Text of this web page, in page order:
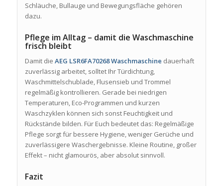
Schläuche, Bullauge und Bewegungsfläche gehören
dazu.
Pflege im Alltag – damit die Waschmaschine
frisch bleibt
Damit die AEG LSR6FA70268 Waschmaschine dauerhaft
zuverlässig arbeitet, solltet Ihr Türdichtung,
Waschmittelschublade, Flusensieb und Trommel
regelmäßig kontrollieren. Gerade bei niedrigen
Temperaturen, Eco-Programmen und kurzen
Waschzyklen können sich sonst Feuchtigkeit und
Rückstände bilden. Für Euch bedeutet das: Regelmäßige
Pflege sorgt für bessere Hygiene, weniger Gerüche und
zuverlässigere Waschergebnisse. Kleine Routine, großer
Effekt – nicht glamourös, aber absolut sinnvoll.
Fazit